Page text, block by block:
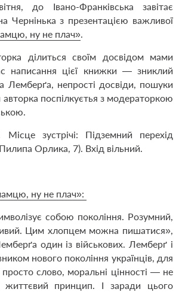
до Івано-Франківська завітає
Чернінька з презентацією важливої
ну не плач».
ділиться своїм досвідом мами
написання цієї книжки — зниклий
Лемберґа, непрості досвіди, пошуки
авторка поспілкуєтья з модераторкою
зустрічі: Підземний перехід
Орлика, 7). Вхід вільний.
ну не плач»:
собою покоління. Розумний,
Цим хлопцем можна пишатися»,
один із військових. Лемберґ і
нового покоління українців, для
слово, моральні цінності — не
життєвий принцип. І заради цього